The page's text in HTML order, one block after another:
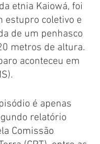
etnia Kaiowá, foi
estupro coletivo e
de um penhasco
metros de altura.
aconteceu em
é apenas
relatório
Comissão